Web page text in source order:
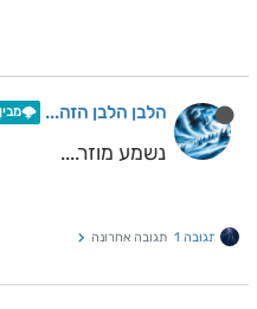
הלבן הלבן הזה...
נשמע מוזר....
תגובה 1 תגובה אחרונה